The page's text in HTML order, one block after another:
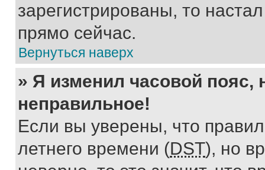
зарегистрированы, то
прямо сейчас.
Вернуться наверх
» Я изменил часовой пояс,
неправильное!
Если вы уверены, что
летнего времени (DST), но